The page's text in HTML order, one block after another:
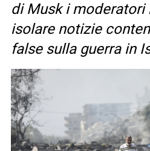
di Musk i moderatori
isolare notizie
false sulla guerra in